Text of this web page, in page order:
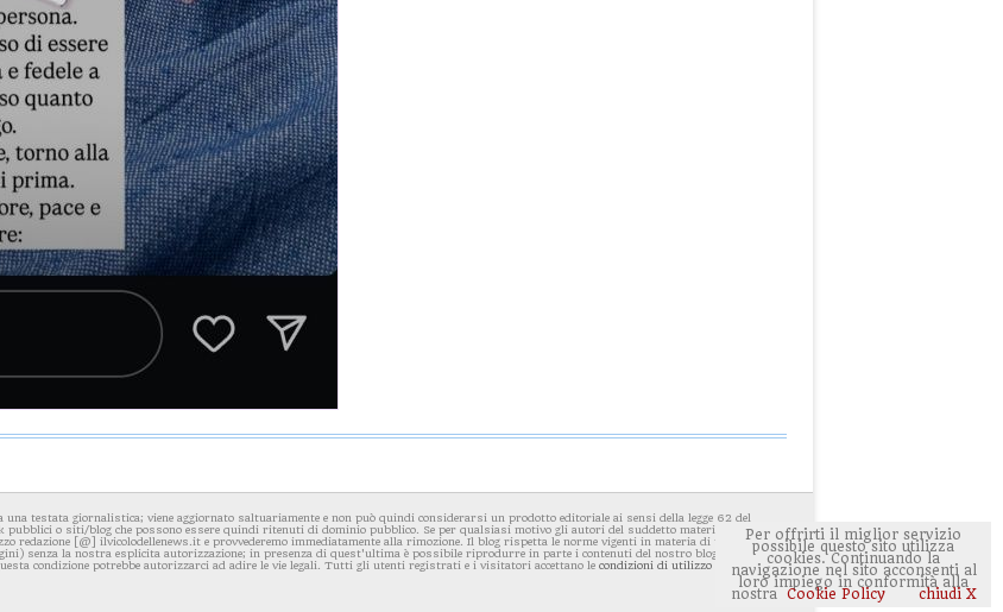
una testata giornalistica; viene aggiornato saltuariamente e non può quindi considerarsi un prodotto editoriale ai sensi della legge 62 del
o siti/blog che possono essere quindi ritenuti di dominio pubblico. Se per qualsiasi motivo gli autori del suddetto materiale avessero
redazione [@] ilvicolodellenews.it e provvederemo immediatamente alla rimozione. Il blog rispetta le norme vigenti in materia di privacy. E'
senza la nostra esplicita autorizzazione; in presenza di quest'ultima è possibile riprodurre in parte i contenuti del nostro blog ponendo
condizione potrebbe autorizzarci ad adire le vie legali. Tutti gli utenti registrati e i visitatori accettano le condizioni di utilizzo del sito
Per offrirti il miglior servizio
possibile questo sito utilizza
cookies. Continuando la
navigazione nel sito acconsenti al
loro impiego in conformità alla
nostra Cookie Policy chiudi X